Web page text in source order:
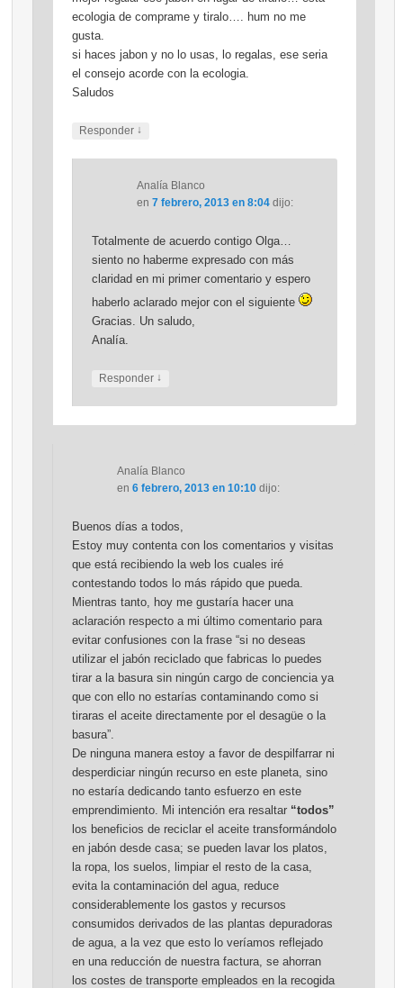
ecologia de comprame y tiralo…. hum no me
gusta.
si haces jabon y no lo usas, lo regalas, ese seria
el consejo acorde con la ecologia.
Saludos
Responder ↓
Analía Blanco
en 7 febrero, 2013 en 8:04 dijo:
Totalmente de acuerdo contigo Olga…
siento no haberme expresado con más
claridad en mi primer comentario y espero
haberlo aclarado mejor con el siguiente
Gracias. Un saludo,
Analía.
Responder ↓
Analía Blanco
en 6 febrero, 2013 en 10:10 dijo:
Buenos días a todos,
Estoy muy contenta con los comentarios y visitas
que está recibiendo la web los cuales iré
contestando todos lo más rápido que pueda.
Mientras tanto, hoy me gustaría hacer una
aclaración respecto a mi último comentario para
evitar confusiones con la frase “si no deseas
utilizar el jabón reciclado que fabricas lo puedes
tirar a la basura sin ningún cargo de conciencia ya
que con ello no estarías contaminando como si
tiraras el aceite directamente por el desagüe o la
basura”.
De ninguna manera estoy a favor de despilfarrar ni
desperdiciar ningún recurso en este planeta, sino
no estaría dedicando tanto esfuerzo en este
emprendimiento. Mi intención era resaltar “todos”
los beneficios de reciclar el aceite transformándolo
en jabón desde casa; se pueden lavar los platos,
la ropa, los suelos, limpiar el resto de la casa,
evita la contaminación del agua, reduce
considerablemente los gastos y recursos
consumidos derivados de las plantas depuradoras
de agua, a la vez que esto lo veríamos reflejado
en una reducción de nuestra factura, se ahorran
los costes de transporte empleados en la recogida